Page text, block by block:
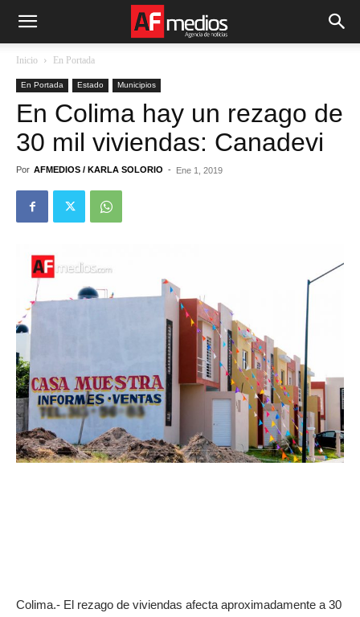
Inicio En Portada
En Portada Estado Municipios
En Colima hay un rezago de
30 mil viviendas: Canadevi
Por AFMEDIOS / KARLA SOLORIO - Ene 1, 2019
Colima.- El rezago de viviendas afecta aproximadamente a 30